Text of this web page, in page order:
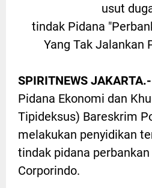
usut
tindak Pidana
Yang Tak Jalankan
SPIRITNEWS JAKARTA.-
Pidana Ekonomi dan
Tipideksus) Bareskrim
melakukan penyidikan
tindak pidana
Corporindo.